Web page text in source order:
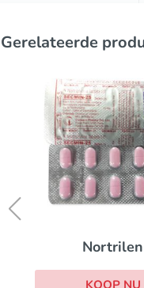
Gerelateerde
Risnia
KOOP